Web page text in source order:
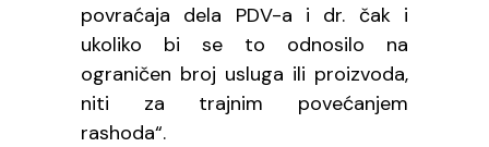
povraćaja dela PDV-a i dr. čak i
ukoliko bi se to odnosilo na
ograničen broj usluga ili proizvoda,
niti za trajnim povećanjem
rashoda“.